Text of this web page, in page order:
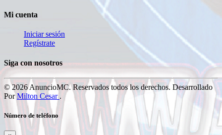
Mi cuenta
Iniciar sesión
Regístrate
Siga con nosotros
© 2026 AnuncioMC. Reservados todos los derechos. Desarrollado
PorMilton Cesar.
Número de teléfono